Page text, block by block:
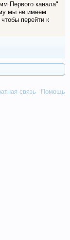
Первого канала"
мы не имеем
перейти к
связь Помощь